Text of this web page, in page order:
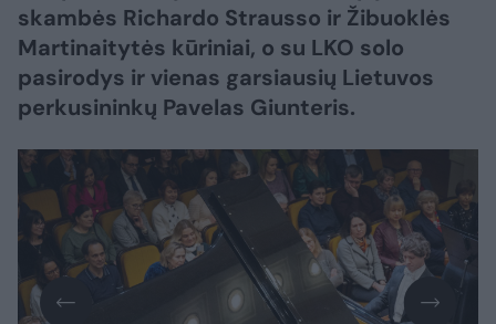
skambės Richardo Strausso ir Žibuoklės
Martinaitytės kūriniai, o su LKO solo
pasirodys ir vienas garsiausių Lietuvos
perkusininkų Pavelas Giunteris.